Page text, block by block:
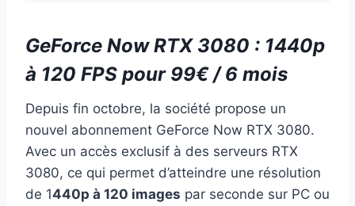
GeForce Now RTX 3080 : 1440p
à 120 FPS pour 99€ / 6 mois
Depuis fin octobre, la société propose un
nouvel abonnement GeForce Now RTX 3080.
Avec un accès exclusif à des serveurs RTX
3080, ce qui permet d’atteindre une résolution
de 1440p à 120 images par seconde sur PC ou